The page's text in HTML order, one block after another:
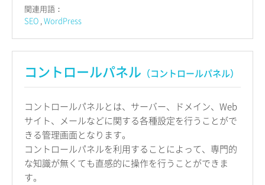
関連用語：
SEO WordPress
コントロールパネル （コントロールパネル）
コントロールパネルとは、サーバー、ドメイン、Web
サイト、メールなどに関する各種設定を行うことがで
きる管理画面となります。
コントロールパネルを利用することによって、専門的
な知識が無くても直感的に操作を行うことができま
す。